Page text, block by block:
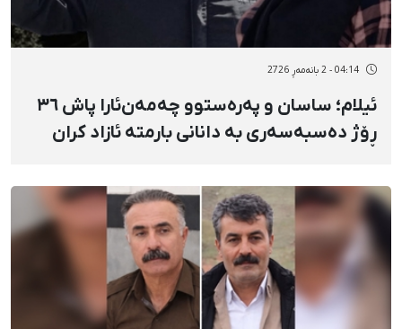
04:14 - 2 بانەمەڕ 2726
ئیلام؛ ساسان و پەرەستوو چەمەن‌ئارا پاش ٣٦
ڕۆژ دەسبەسەری بە دانانی بارمتە ئازاد کران